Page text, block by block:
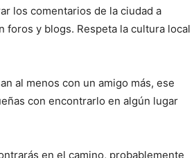
los comentarios de la ciudad a
y blogs. Respeta la cultura local
al menos con un amigo más, ese
con encontrarlo en algún lugar
en el camino, probablemente